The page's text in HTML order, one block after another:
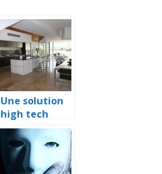
Une solution
high tech
pour analyser
tout son
environneme